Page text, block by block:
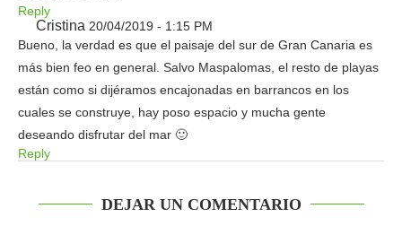
Reply
Cristina 20/04/2019 - 1:15 PM
Bueno, la verdad es que el paisaje del sur de Gran Canaria es
más bien feo en general. Salvo Maspalomas, el resto de playas
están como si dijéramos encajonadas en barrancos en los
cuales se construye, hay poso espacio y mucha gente
deseando disfrutar del mar 🙂
Reply
DEJAR UN COMENTARIO